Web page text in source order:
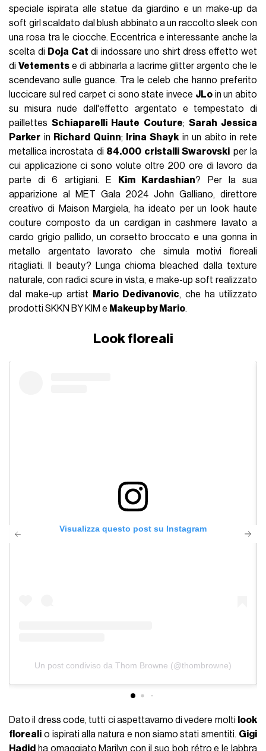
speciale ispirata alle statue da giardino e un make-up da
soft girl scaldato dal blush abbinato a un raccolto sleek con
una rosa tra le ciocche. Eccentrica e interessante anche la
scelta di Doja Cat di indossare uno shirt dress effetto wet
diVetements e di abbinarla a lacrime glitter argento che le
scendevano sulle guance. Tra le celeb che hanno preferito
luccicare sul red carpet ci sono state invece JLoin un abito
su misura nude dall'effetto argentato e tempestato di
paillettesSchiaparelli Haute Couture; Sarah Jessica
Parker in Richard Quinn; Irina Shayk in un abito in rete
metallica incrostata di 84.000 cristalli Swarovski per la
cui applicazione ci sono volute oltre 200 ore di lavoro da
parte di 6 artigiani. E
Kim Kardashian? Per la sua
apparizione al MET Gala 2024 John Galliano, direttore
creativo di Maison Margiela, ha ideato per un look haute
couture composto da un cardigan in cashmere lavato a
cardo grigio pallido, un corsetto broccato e una gonna in
metallo argentato lavorato che simula motivi floreali
ritagliati. Il beauty? Lunga chioma bleached dalla texture
naturale, con radici scure in vista, e make-up soft realizzato
dal make-up artist
Mario Dedivanovic, che ha utilizzato
prodotti SKKN BY KIM e Makeup by Mario.
Look floreali
Visualizza questo post su Instagram
Un post condiviso da Thom Browne (@thombrowne)
Dato il dress code, tutti ci aspettavamo di vedere molti look
floreali o ispirati alla natura e non siamo stati smentiti. Gigi
Hadid ha omaggiato Marilyn con il suo bob rétro e le labbra